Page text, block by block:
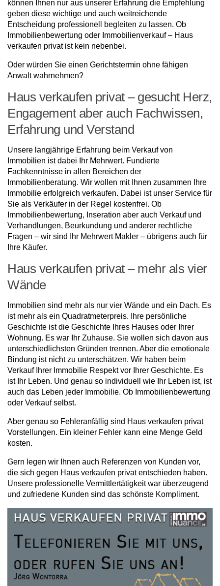
können Ihnen nur aus unserer Erfahrung die Empfehlung
geben diese wichtige und auch weitreichende
Entscheidung professionell begleiten zu lassen. Ob
Immobilienbewertung oder Immobilienverkauf – Haus
verkaufen privat ist kein nebenbei.
Oder würden Sie einen Gerichtstermin ohne fähigen
Anwalt wahrnehmen?
Haus verkaufen privat – gesucht Herz,
Engagement aber auch Fachwissen,
Erfahrung und Verstand
Unsere langjährige Erfahrung beim Verkauf von
Immobilien ist dabei Ihr Mehrwert. Fundierte
Fachkenntnisse in allen Bereichen der
Immobilienberatung. Wir wollen mit Ihnen zusammen Ihre
Immobilie erfolgreich verkaufen. Dabei ist unser Service für
Sie als Verkäufer in der Regel kostenfrei. Ob
Immobilienbewertung, Inseration aber auch Verkauf und
Verhandlungen, Beurkundung und anderer rechtliche
Fragen – wir sind Ihr Mehrwert Makler – übrigens auch für
Ihre Käufer.
Haus verkaufen privat – mehr als vier
Wände
Immobilien sind mehr als nur vier Wände und ein Dach. Es
ist mehr als ein Quadratmeterpreis. Ihre persönliche
Geschichte ist die Geschichte Ihres Hauses oder Ihrer
Wohnung. Es war Ihr Zuhause. Sie wollen sich davon aus
unterschiedlichsten Gründen trennen. Aber die emotionale
Bindung ist nicht zu unterschätzen. Wir haben beim
Verkauf Ihrer Immobilie Respekt vor Ihrer Geschichte. Es
ist Ihr Leben. Und genau so individuell wie Ihr Leben ist, ist
auch das Leben jeder Immobilie. Ob Immobilienbewertung
oder Verkauf selbst.
Aber genau so Fehleranfällig sind Haus verkaufen privat
Vorstellungen. Ein kleiner Fehler kann eine Menge Geld
kosten.
Gern legen wir Ihnen auch Referenzen von Kunden vor,
die sich gegen Haus verkaufen privat entschieden haben.
Unsere professionelle Vermittlertätigkeit war überzeugend
und zufriedene Kunden sind das schönste Kompliment.